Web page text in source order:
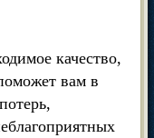
качество,
вам в